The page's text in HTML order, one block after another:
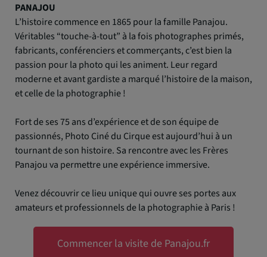
PANAJOU
L’histoire commence en 1865 pour la famille Panajou.
Véritables “touche-à-tout” à la fois photographes primés,
fabricants, conférenciers et commerçants, c’est bien la
passion pour la photo qui les animent. Leur regard
moderne et avant gardiste a marqué l’histoire de la maison,
et celle de la photographie !
Fort de ses 75 ans d’expérience et de son équipe de
passionnés, Photo Ciné du Cirque est aujourd’hui à un
tournant de son histoire. Sa rencontre avec les Frères
Panajou va permettre une expérience immersive.
Venez découvrir ce lieu unique qui ouvre ses portes aux
amateurs et professionnels de la photographie à Paris !
Commencer la visite de Panajou.fr